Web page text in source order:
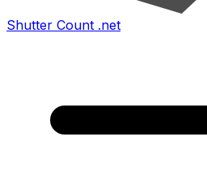
Shutter Count .net